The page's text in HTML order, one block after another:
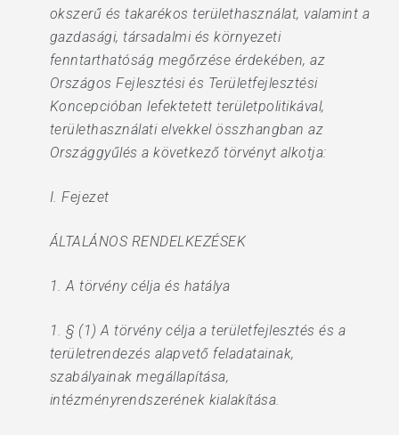
okszerű és takarékos területhasználat, valamint a
gazdasági, társadalmi és környezeti
fenntarthatóság megőrzése érdekében, az
Országos Fejlesztési és Területfejlesztési
Koncepcióban lefektetett területpolitikával,
területhasználati elvekkel összhangban az
Országgyűlés a következő törvényt alkotja:
I. Fejezet
ÁLTALÁNOS RENDELKEZÉSEK
1. A törvény célja és hatálya
1. § (1) A törvény célja a területfejlesztés és a
területrendezés alapvető feladatainak,
szabályainak megállapítása,
intézményrendszerének kialakítása.